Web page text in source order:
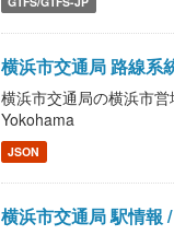
横浜市交通局 路線
横浜市交通局の横浜市
Yokohama
JSON
横浜市交通局 駅情